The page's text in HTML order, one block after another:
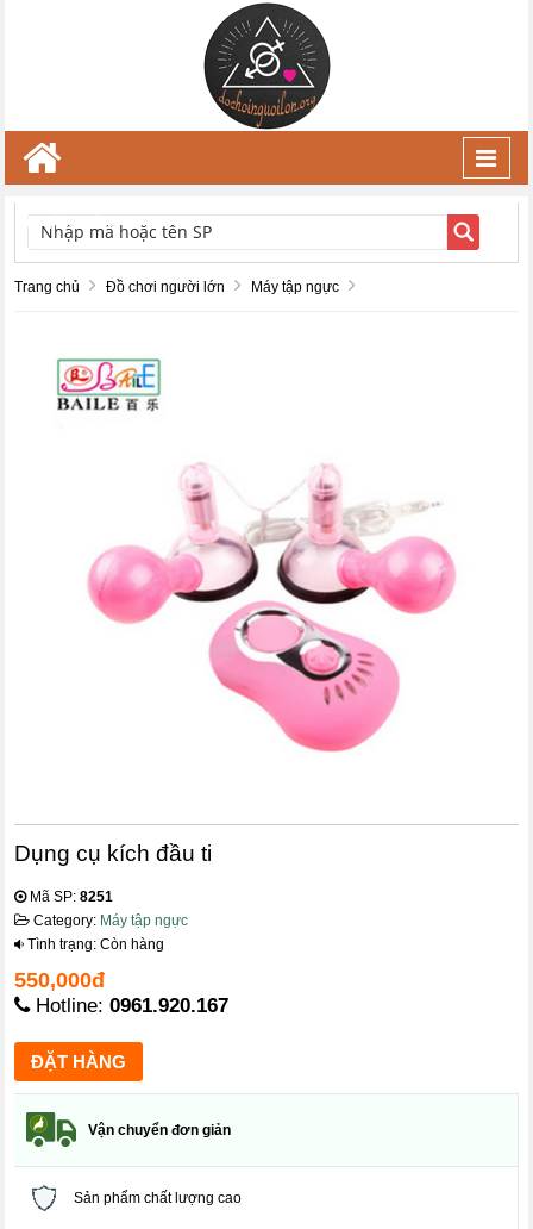
TÌM KIẾM
Trang chủ Đồ chơi người lớn Máy tập ngực
Dụng cụ kích đầu ti
Mã SP:8251
Category: Máy tập ngực
Tình trạng: Còn hàng
550,000đ
Hotline:0961.920.167
Vận chuyển đơn giản
Sản phẩm chất lượng cao